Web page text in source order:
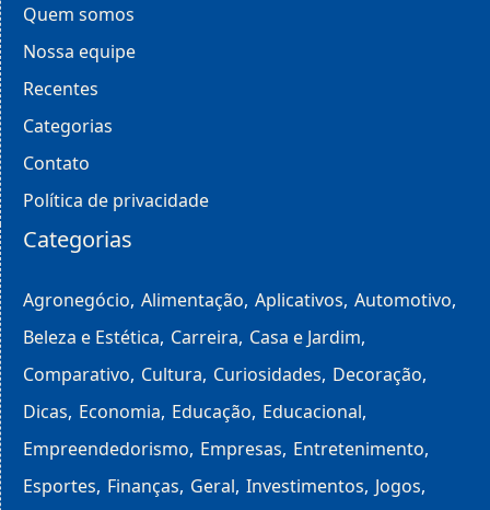
Quem somos
Nossa equipe
Recentes
Categorias
Contato
Política de privacidade
Categorias
Agronegócio Alimentação Aplicativos Automotivo
Beleza e Estética Carreira Casa e Jardim
Comparativo Cultura Curiosidades Decoração
Dicas Economia Educação Educacional
Empreendedorismo Empresas Entretenimento
Esportes Finanças Geral Investimentos Jogos